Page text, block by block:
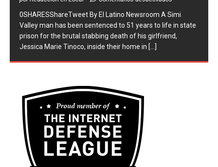
por Redaccion en Local
0SHARESShareTweet ​By El Latino Newsroom ​A Simi
Valley man has been sentenced to 51 years to life in state
prison for the brutal stabbing death of his girlfriend,
[...]